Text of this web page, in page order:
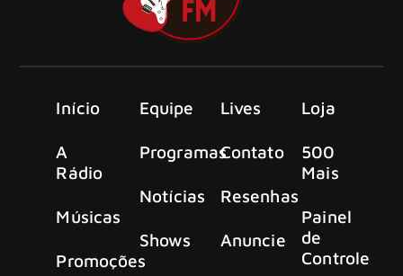
Início
A
Rádio
Músicas
Promoções
Equipe
Programas
Notícias
Shows
Lives
Contato
Resenhas
Anuncie
Loja
500
Mais
Painel
de
Controle